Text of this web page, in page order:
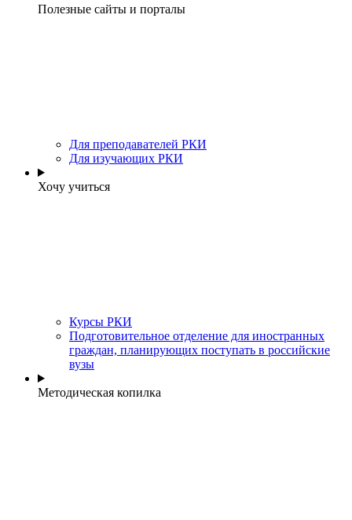
Полезные сайты и порталы
Для преподавателей РКИ
Для изучающих РКИ
Хочу учиться
Курсы РКИ
Подготовительное отделение для иностранных
граждан, планирующих поступать в российские
вузы
Методическая копилка